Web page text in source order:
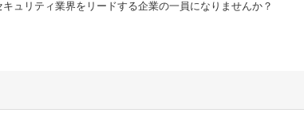
ュリティ業界をリードする企業の一員になりませんか？